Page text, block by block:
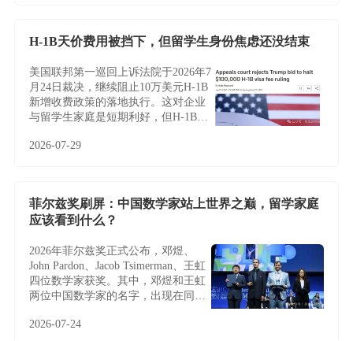
H-1B天价费用被挡下，但留学生身份焦虑还没结束
美国联邦第一巡回上诉法院于2026年7
月24日裁决，继续阻止10万美元H-1B
新增收费政策的落地执行。这对企业
与留学生家庭是短期利好，但H-1B制
加权抽签、雇主绑定与临时身份——
2026-07-29
菲尔兹奖刷屏：中国数学家站上世界之巅，留学家庭
应该看到什么？
2026年菲尔兹奖正式公布，邓煜、
John Pardon、Jacob Tsimerman、王虹
四位数学家获奖。其中，邓煜和王虹
两位中国数学家的名字，出现在同一
了一层特别的意义。
2026-07-24